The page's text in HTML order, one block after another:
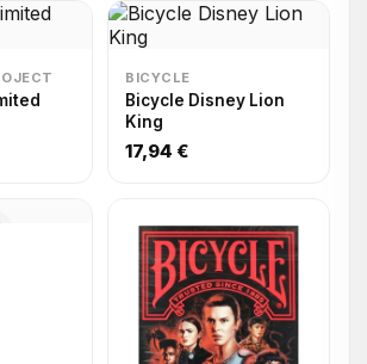
BICYCLE
Bicycle Disney Lion
King
17,94 €